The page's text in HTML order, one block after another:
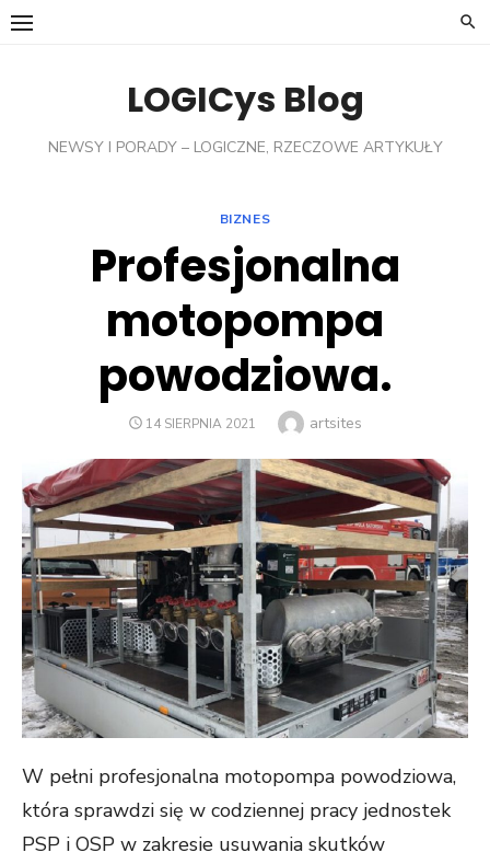
Skip
LOGICys Blog
NEWSY I PORADY – LOGICZNE, RZECZOWE ARTYKUŁY
BIZNES
Profesjonalna
motopompa
powodziowa.
POSTED
14 SIERPNIA 2021 Author
artsites
W pełni profesjonalna motopompa powodziowa,
która sprawdzi się w codziennej pracy jednostek
PSP i OSP w zakresie usuwania skutków